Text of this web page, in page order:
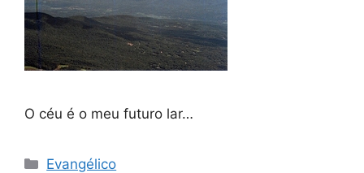
O céu é o meu futuro lar…
Categorias
Evangélico